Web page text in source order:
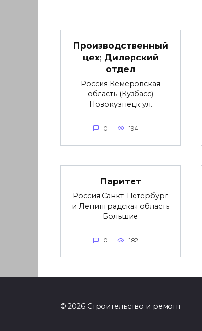
Производственный
цех; Дилерский
отдел
Россия Кемеровская
область (Кузбасс)
Новокузнецк ул.
0 194
Паритет
Россия Санкт-Петербург
и Ленинградская область
Большие
0 182
© 2026 Строительство и ремонт